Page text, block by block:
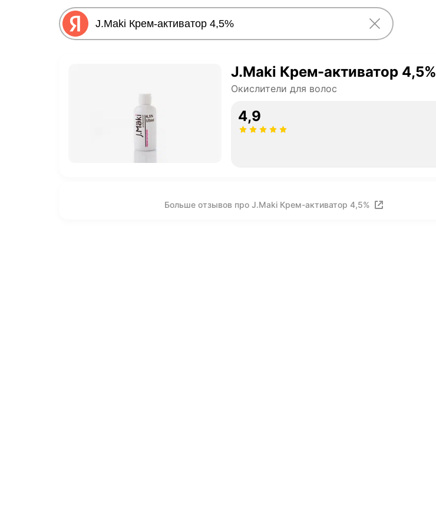
J.Maki Крем-активатор 4,5%
Окислители для волос
4,9
Больше отзывов про J.Maki Крем-активатор 4,5%